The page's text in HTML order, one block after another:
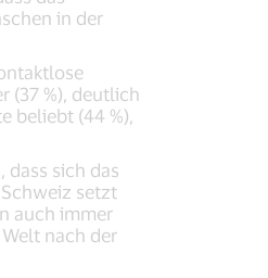
in der
(37 %), deutlich
beliebt (44 %),
dass sich das
setzt
auch immer
nach der